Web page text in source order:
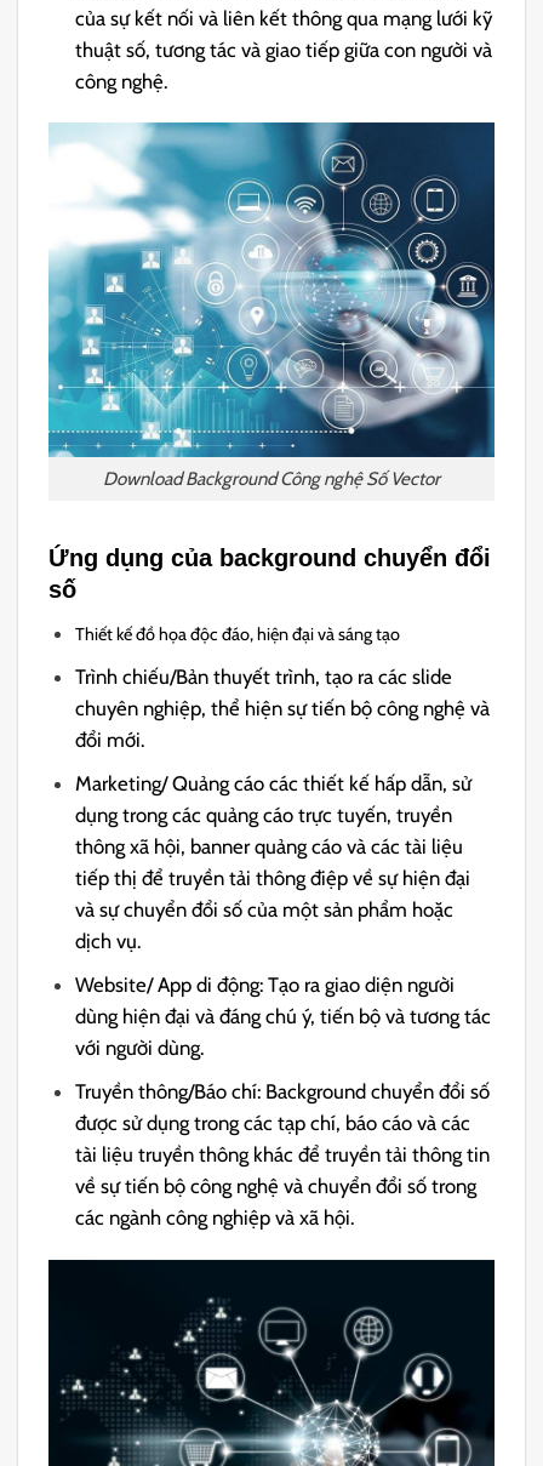
của sự kết nối và liên kết thông qua mạng lưới kỹ
thuật số, tương tác và giao tiếp giữa con người và
công nghệ.
Download Background Công nghệ Số Vector
Ứng dụng của background chuyển đổi
số
Thiết kế đồ họa độc đáo, hiện đại và sáng tạo
Trình chiếu/Bản thuyết trình, tạo ra các slide
chuyên nghiệp, thể hiện sự tiến bộ công nghệ và
đổi mới.
Marketing/ Quảng cáo các thiết kế hấp dẫn, sử
dụng trong các quảng cáo trực tuyến, truyền
thông xã hội, banner quảng cáo và các tài liệu
tiếp thị để truyền tải thông điệp về sự hiện đại
và sự chuyển đổi số của một sản phẩm hoặc
dịch vụ.
Website/ App di động: Tạo ra giao diện người
dùng hiện đại và đáng chú ý, tiến bộ và tương tác
với người dùng.
Truyền thông/Báo chí: Background chuyển đổi số
được sử dụng trong các tạp chí, báo cáo và các
tài liệu truyền thông khác để truyền tải thông tin
về sự tiến bộ công nghệ và chuyển đổi số trong
các ngành công nghiệp và xã hội.